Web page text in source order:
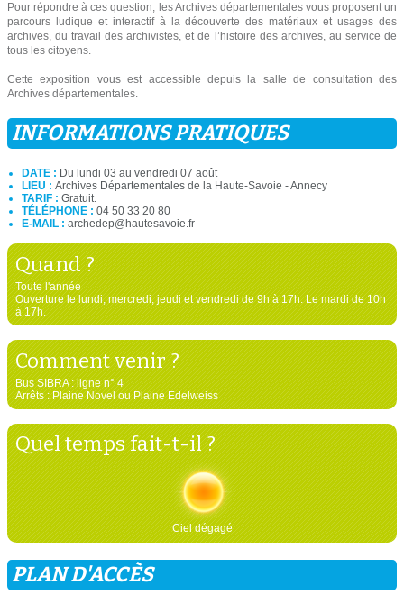
Pour répondre à ces question, les Archives départementales vous proposent un
parcours ludique et interactif à la découverte des matériaux et usages des
archives, du travail des archivistes, et de l’histoire des archives, au service de
tous les citoyens.
Cette exposition vous est accessible depuis la salle de consultation des
Archives départementales.
INFORMATIONS PRATIQUES
DATE : Du lundi 03 au vendredi 07 août
LIEU : Archives Départementales de la Haute-Savoie - Annecy
TARIF : Gratuit.
TÉLÉPHONE : 04 50 33 20 80
E-MAIL : archedep@hautesavoie.fr
Quand ?
Toute l'année
Ouverture le lundi, mercredi, jeudi et vendredi de 9h à 17h. Le mardi de 10h
à 17h.
Comment venir ?
Bus SIBRA : ligne n° 4
Arrêts : Plaine Novel ou Plaine Edelweiss
Quel temps fait-t-il ?
Ciel dégagé
PLAN D'ACCÈS